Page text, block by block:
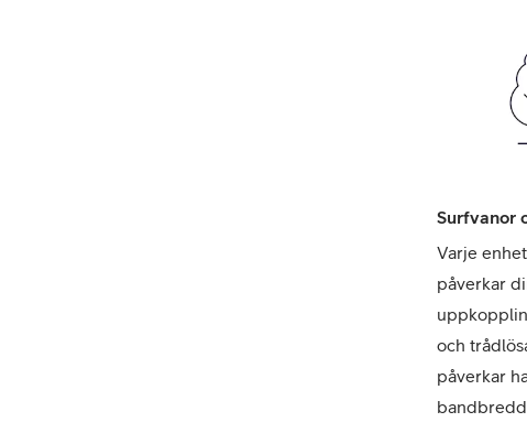
Surfvanor
Varje
påverkar
och
påverkar